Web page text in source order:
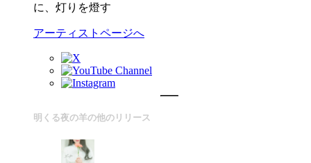
に、灯りを燈す
アーティストページへ
明くる夜の羊の他のリリース